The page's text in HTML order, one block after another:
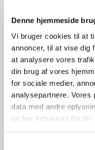
Denne hjemmeside
Vi bruger cookies til at
annoncer, til at vise dig
at analysere vores
din brug af vores
for sociale medier,
analysepartnere. Vores
data med andre
de har indsamlet fra
21751001